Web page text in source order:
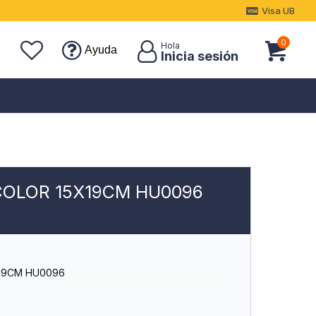
Ayuda
0
Visa UB
15X19CM HU0096
HU0096